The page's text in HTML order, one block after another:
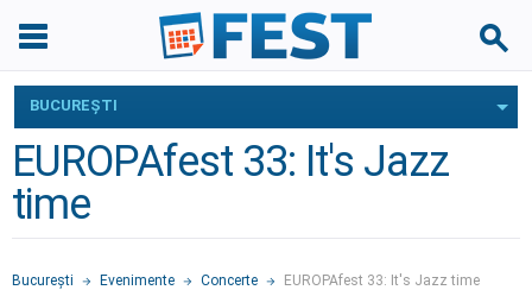
BUCUREŞTI
EUROPAfest 33: It's Jazz
time
Bucureşti Evenimente Concerte EUROPAfest 33: It's Jazz time